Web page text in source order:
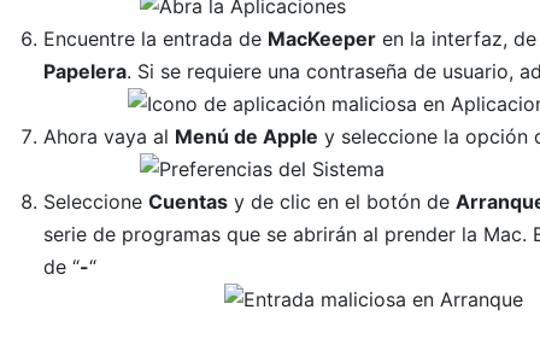
Encuentre la entrada de MacKeeper en la interfaz,
Papelera. Si se requiere una contraseña de usuario,
Ahora vaya al Menú de Apple y seleccione la opción
SeleccioneCuentas y de clic en el botón de
serie de programas que se abrirán al prender la Mac.
de “-“